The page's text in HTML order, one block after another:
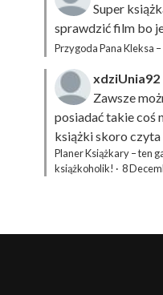
Super
sprawdzić film bo
Przygoda Pana Kleksa
xdziUnia92
Zawsze
posiadać takie coś
książki skoro czyta
Planer Książkary – ten
książkoholik! · 8